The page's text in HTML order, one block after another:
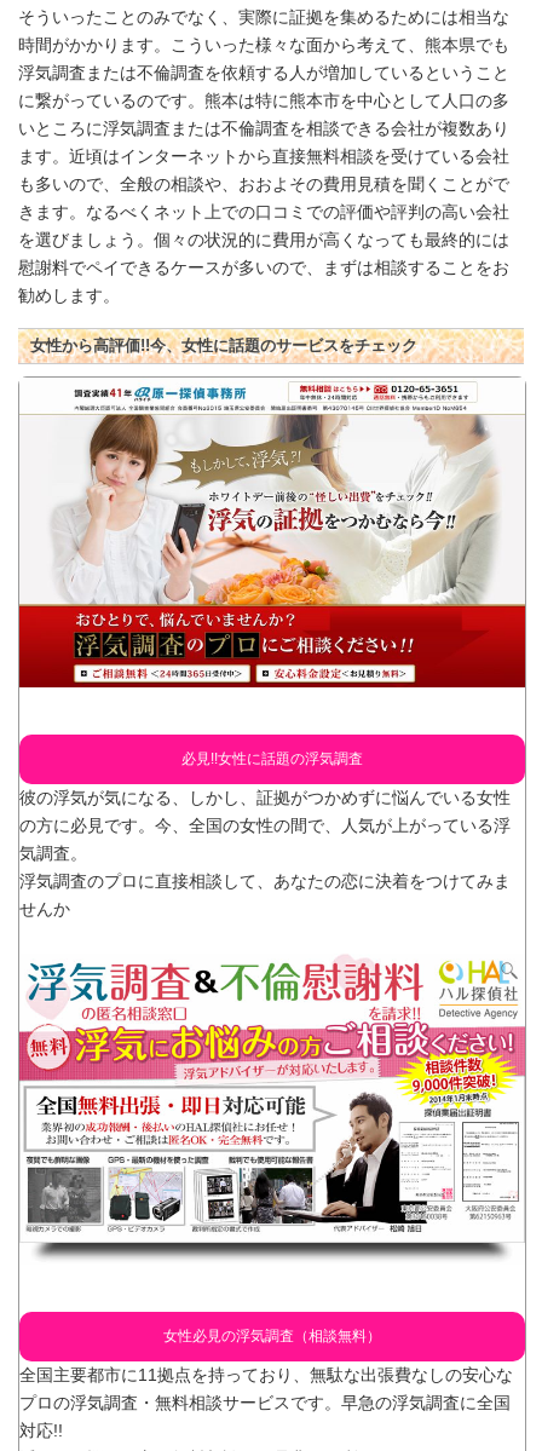
そういったことのみでなく、実際に証拠を集めるためには相当な
時間がかかります。こういった様々な面から考えて、熊本県でも
浮気調査または不倫調査を依頼する人が増加しているということ
に繋がっているのです。熊本は特に熊本市を中心として人口の多
いところに浮気調査または不倫調査を相談できる会社が複数あり
ます。近頃はインターネットから直接無料相談を受けている会社
も多いので、全般の相談や、おおよその費用見積を聞くことがで
きます。なるべくネット上での口コミでの評価や評判の高い会社
を選びましょう。個々の状況的に費用が高くなっても最終的には
慰謝料でペイできるケースが多いので、まずは相談することをお
勧めします。
女性から高評価!!今、女性に話題のサービスをチェック
必見!!女性に話題の浮気調査
彼の浮気が気になる、しかし、証拠がつかめずに悩んでいる女性
の方に必見です。今、全国の女性の間で、人気が上がっている浮
気調査。
浮気調査のプロに直接相談して、あなたの恋に決着をつけてみま
せんか
女性必見の浮気調査（相談無料）
全国主要都市に11拠点を持っており、無駄な出張費なしの安心な
プロの浮気調査・無料相談サービスです。早急の浮気調査に全国
対応!!